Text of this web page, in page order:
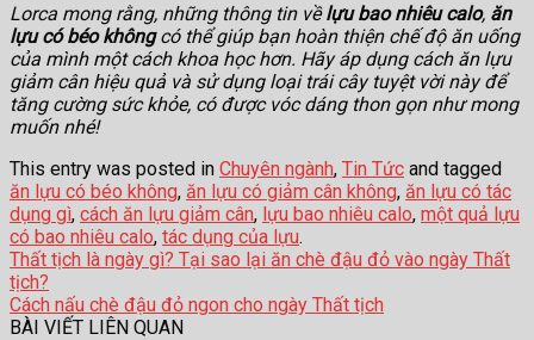
Lorca mong rằng, những thông tin vềlựu bao nhiêu calo, ăn
lựu có béo khôngcó thể giúp bạn hoàn thiện chế độ ăn uống
của mình một cách khoa học hơn. Hãy áp dụng cách ăn lựu
giảm cân hiệu quả và sử dụng loại trái cây tuyệt vời này để
tăng cường sức khỏe, có được vóc dáng thon gọn như mong
muốn nhé!
This entry was posted in Chuyên ngành, Tin Tức and tagged
ăn lựu có béo không, ăn lựu có giảm cân không, ăn lựu có tác
dụng gì, cách ăn lựu giảm cân, lựu bao nhiêu calo, một quả lựu
có bao nhiêu calo, tác dụng của lựu.
Thất tịch là ngày gì? Tại sao lại ăn chè đậu đỏ vào ngày Thất
tịch?
Cách nấu chè đậu đỏ ngon cho ngày Thất tịch
BÀI VIẾT LIÊN QUAN